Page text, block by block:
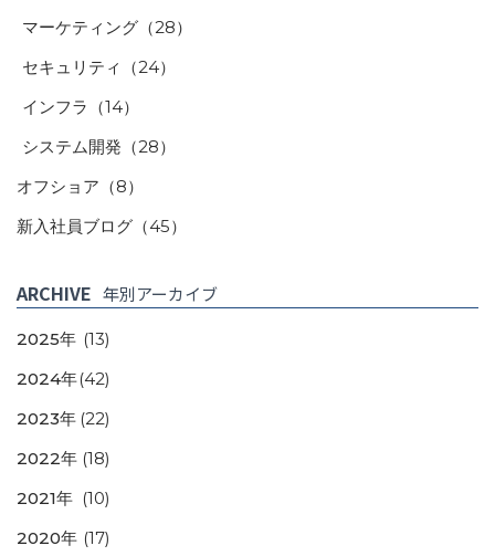
マーケティング （28）
セキュリティ
（24）
インフラ （14）
システム開発 （28）
オフショア （8）
新入社員ブログ （45）
ARCHIVE 年別アーカイブ
2025年 (13)
2024年(42)
2023年 (22)
2022年 (18)
2021年 (10)
2020年 (17)